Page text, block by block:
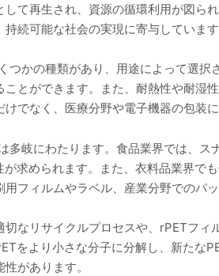
して再生され、資源の循環利用が図ら
続可能な社会の実現に寄与しています
つかの種類があり、用途によって選
とができます。また、耐熱性や耐湿
でなく、医療分野や電子機器の包装に
多岐にわたります。食品業界では、
求められます。また、衣料品業界で
フィルムやラベル、産業分野でのパ
切なリサイクルプロセスや、rPETフ
をより小さな分子に分解し、新たな
があります。